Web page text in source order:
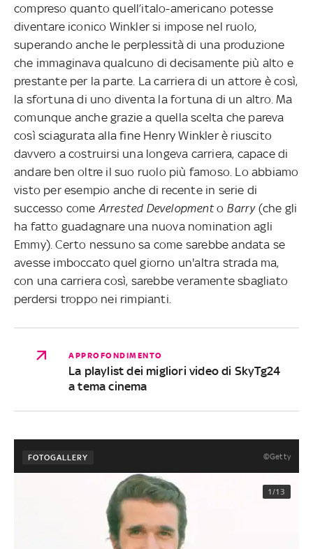
compreso quanto quell’italo-americano potesse
diventare iconico Winkler si impose nel ruolo,
superando anche le perplessità di una produzione
che immaginava qualcuno di decisamente più alto e
prestante per la parte. La carriera di un attore è così,
la sfortuna di uno diventa la fortuna di un altro. Ma
comunque anche grazie a quella scelta che pareva
così sciagurata alla fine Henry Winkler è riuscito
davvero a costruirsi una longeva carriera, capace di
andare ben oltre il suo ruolo più famoso. Lo abbiamo
visto per esempio anche di recente in serie di
successo come Arrested Developmento Barry (che gli
ha fatto guadagnare una nuova nomination agli
Emmy). Certo nessuno sa come sarebbe andata se
avesse imboccato quel giorno un'altra strada ma,
con una carriera così, sarebbe veramente sbagliato
perdersi troppo nei rimpianti.
APPROFONDIMENTO
La playlist dei migliori video di SkyTg24
a tema cinema
FOTOGALLERY ©Getty
1/13